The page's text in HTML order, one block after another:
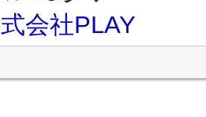
会社PLAY